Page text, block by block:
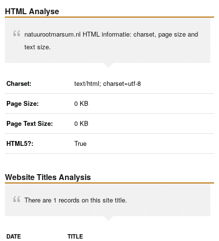
HTML Analyse
natuurootmarsum.nl HTML informatie: charset, page size and
text size.
Charset: text/html; charset=utf-8
Page Size: 0 KB
Page Text Size: 0 KB
HTML5?: True
Website Titles Analysis
There are 1 records on this site title.
DATE TITLE